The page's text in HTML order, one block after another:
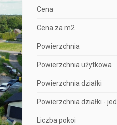
Cena
Cena za m2
Powierzchnia
Powierzchnia użytkowa
Powierzchnia działki
Powierzchnia działki -
Liczba pokoi